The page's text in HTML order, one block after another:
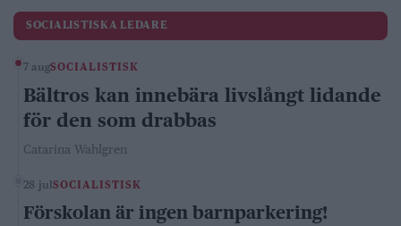
SOCIALISTISKA LEDARE
7 augSOCIALISTISK
Bältros kan innebära livslångt lidande
för den som drabbas
Catarina Wahlgren
28 julSOCIALISTISK
Förskolan är ingen barnparkering!